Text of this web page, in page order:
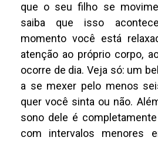
que o seu filho se
saiba que isso
momento você está
atenção ao próprio corpo,
ocorre de dia. Veja só: um
a se mexer pelo menos
quer você sinta ou não.
sono dele é
com intervalos menores